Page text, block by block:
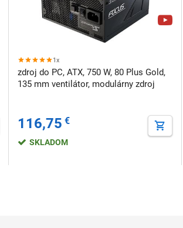
1x
zdroj do PC, ATX, 750 W, 80 Plus Gold,
135 mm ventilátor, modulárny zdroj
116,75 €
SKLADOM